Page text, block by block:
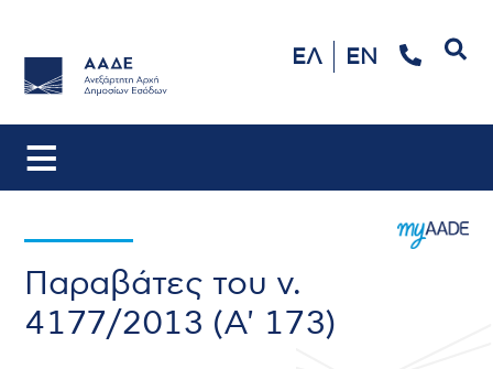
ΕΛ EN
Παραβάτες του ν.
4177/2013 (Α' 173)